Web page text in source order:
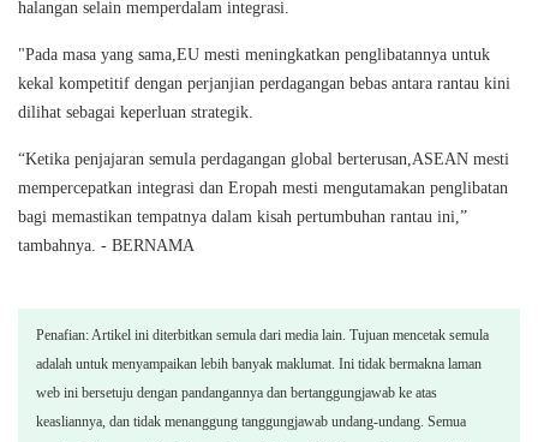
halangan selain memperdalam integrasi.
"Pada masa yang sama,EU mesti meningkatkan penglibatannya untuk
kekal kompetitif dengan perjanjian perdagangan bebas antara rantau kini
dilihat sebagai keperluan strategik.
“Ketika penjajaran semula perdagangan global berterusan,ASEAN mesti
mempercepatkan integrasi dan Eropah mesti mengutamakan penglibatan
bagi memastikan tempatnya dalam kisah pertumbuhan rantau ini,”
tambahnya. - BERNAMA
Penafian: Artikel ini diterbitkan semula dari media lain. Tujuan mencetak semula
adalah untuk menyampaikan lebih banyak maklumat. Ini tidak bermakna laman
web ini bersetuju dengan pandangannya dan bertanggungjawab ke atas
keasliannya, dan tidak menanggung tanggungjawab undang-undang. Semua